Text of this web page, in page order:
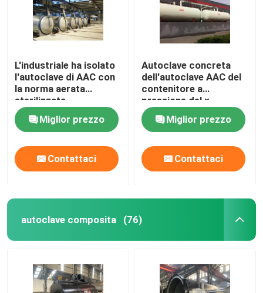
L'industriale ha isolato
l'autoclave di AAC con
la norma aerata
sterilizzata
nell'autoclave del
blocco in calcestruzzo
ASME
Miglior prezzo
Contattaci
Autoclave concreta
dell'autoclave AAC del
contenitore a
pressione del ×
38m/dell'autoclave
Φ2.68 del
mattone/AAC del
vapore della larga scala
Miglior prezzo
Contattaci
autoclave composita (76)